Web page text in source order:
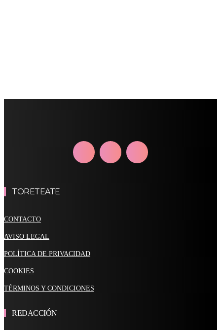
TORETEATE
CONTACTO
AVISO LEGAL
POLÍTICA DE PRIVACIDAD
COOKIES
TÉRMINOS Y CONDICIONES
REDACCIÓN